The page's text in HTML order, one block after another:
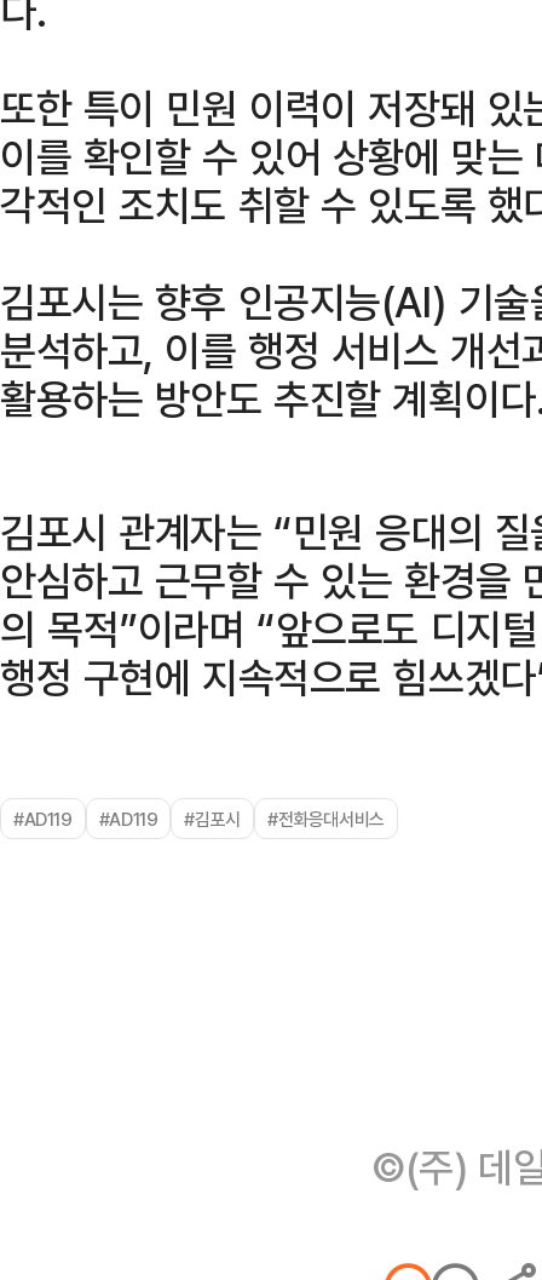
또한 특이 민원 이력이 저장돼
이를 확인할 수 있어 상황에 맞
각적인 조치도 취할 수 있도록 했
김포시는 향후 인공지능(AI) 기
분석하고, 이를 행정 서비스 개
활용하는 방안도 추진할 계획이
김포시 관계자는 “민원 응대의
안심하고 근무할 수 있는 환경을
의 목적”이라며 “앞으로도 디지
행정 구현에 지속적으로 힘쓰겠
#AD119 #AD119 #김포시 #전화응대서비스
©(주) 데